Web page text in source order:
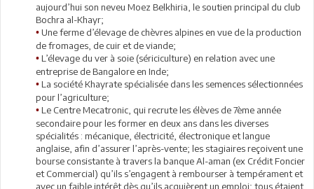
aujourd’hui son neveu Moez Belkhiria, le soutien principal du club
Bochra al-Khayr;
• Une ferme d’élevage de chèvres alpines en vue de la production
de fromages, de cuir et de viande;
• L’élevage du ver à soie (sériciculture) en relation avec une
entreprise de Bangalore en Inde;
• La société Khayrate spécialisée dans les semences sélectionnées
pour l’agriculture;
• Le Centre Mecatronic, qui recrute les élèves de 7ème année
secondaire pour les former en deux ans dans les diverses
spécialités : mécanique, électricité, électronique et langue
anglaise, afin d’assurer l’après-vente; les stagiaires reçoivent une
bourse consistante à travers la banque Al-aman (ex Crédit Foncier
et Commercial) qu’ils s’engagent à rembourser à tempérament et
avec un faible intérêt dès qu’ils acquièrent un emploi; tous étaient